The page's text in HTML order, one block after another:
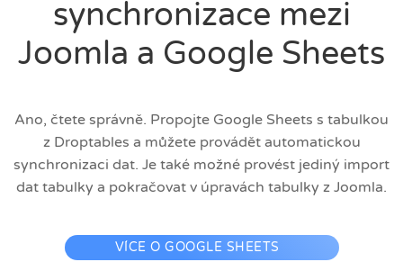
synchronizace mezi
Joomla a Google Sheets
Ano, čtete správně. Propojte Google Sheets s tabulkou
z Droptables a můžete provádět automatickou
synchronizaci dat. Je také možné provést jediný import
dat tabulky a pokračovat v úpravách tabulky z Joomla.
VÍCE O GOOGLE SHEETS